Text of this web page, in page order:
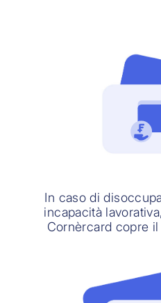
In caso di
incapacità
Cornèrcard copre